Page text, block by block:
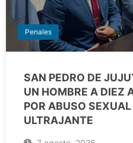
Penales
SAN PEDRO DE
UN HOMBRE A DIEZ
POR ABUSO
ULTRAJANTE